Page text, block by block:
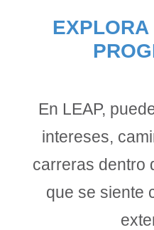
EXPLORA
En LEAP,
intereses,
carreras dentro
que se siente